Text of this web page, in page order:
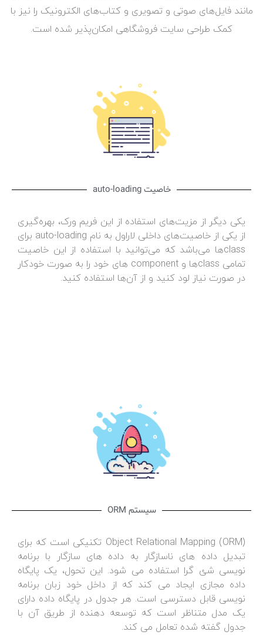
مانند فایل‌های صوتی و تصویری و کتاب‌های الکترونیک را نیز با
کمک طراحی سایت فروشگاهی امکان‌پذیر شده است.
خاصیت auto-loading
یکی دیگر از مزیت‌های استفاده از این فریم ورک، بهره‌گیری
از یکی از خاصیت‌های داخلی لاراول به نام auto-loading برای
class‌ها می‌باشد که می‌توانید با استفاده از این خاصیت
تمامی class‌ها و component ‌های خود را به صورت خودکار
در صورت نیاز لود کنید و از آن‌ها استفاده کنید.
سیستم ORM
(Object Relational Mapping (ORM تکنیکی است که برای
تبدیل داده های ناسازگار به داده های سازگار با برنامه
نویسی شئ گرا استفاده می شود. این تحول، یک پایگاه
داده مجازی ایجاد می کند که از داخل خود زبان برنامه
نویسی قابل دسترسی است. هر جدول در پایگاه داده دارای
یک مدل متناظر است که توسعه دهنده از طریق آن با
جدول گفته شده تعامل می کند.